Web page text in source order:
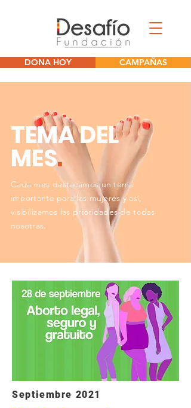
DONA HOY CAMPAÑAS
TEMA DEL
MES.
Cada mes destacamos un tema
importante para las mujeres y así,
visibilizamos las prioridades de todas
nosotras.
Septiembre 2021